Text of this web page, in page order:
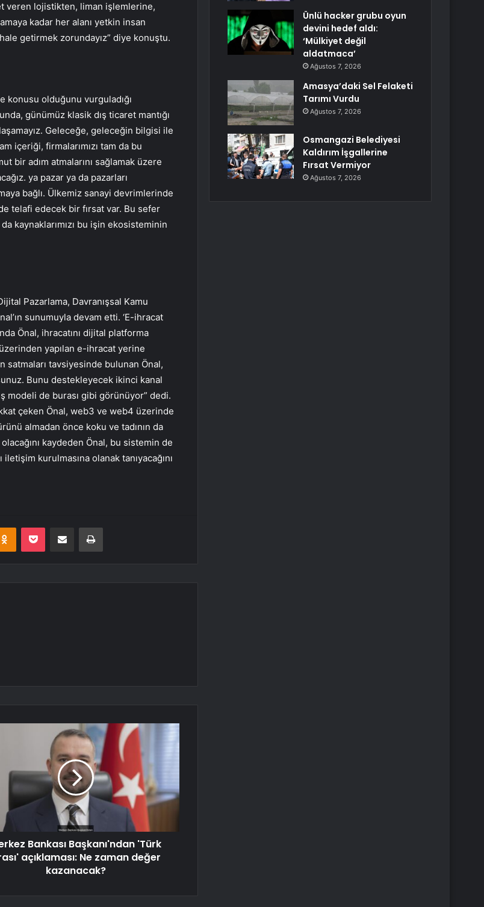
veren lojistikten, liman işlemlerine,
kadar her alanı yetkin insan
getirmek zorundayız” diye konuştu.
olduğunu vurguladığı
günümüz klasik dış ticaret mantığı
Geleceğe, geleceğin bilgisi ile
içeriği, firmalarımızı tam da bu
bir adım atmalarını sağlamak üzere
ya pazar ya da pazarları
bağlı. Ülkemiz sanayi devrimlerinde
telafi edecek bir fırsat var. Bu sefer
kaynaklarımızı bu işin ekosisteminin
Pazarlama, Davranışsal Kamu
sunumuyla devam etti. ‘E-ihracat
Önal, ihracatını dijital platforma
yapılan e-ihracat yerine
satmaları tavsiyesinde bulunan Önal,
Bunu destekleyecek ikinci kanal
modeli de burası gibi görünüyor” dedi.
çeken Önal, web3 ve web4 üzerinde
almadan önce koku ve tadının da
kaydeden Önal, bu sistemin de
kurulmasına olanak tanıyacağını
Odnoklassniki
Pocket E-Posta ile paylaş Yazdır
Bankası Başkanı'ndan 'Türk
açıklaması: Ne zaman değer
kazanacak?
Ünlü hacker grubu oyun
devini hedef aldı:
‘Mülkiyet değil
aldatmaca’
Ağustos 7, 2026
Amasya’daki Sel Felaketi
Tarımı Vurdu
Ağustos 7, 2026
Osmangazi Belediyesi
Kaldırım İşgallerine
Fırsat Vermiyor
Ağustos 7, 2026